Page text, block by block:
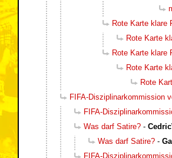
Rote Karte klare
Rote Karte
Rote Karte klare
Rote Karte
Rote
FIFA-Disziplinarkommission
FIFA-
Was darf Satire? -
Was darf Satire? -
FIFA-